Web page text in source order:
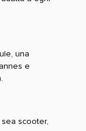
una
e
scooter,